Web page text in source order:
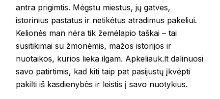
antra prigimtis. Mėgstu miestus, jų gatves,
istorinius pastatus ir netikėtus atradimus pakeliui.
Kelionės man nėra tik žemėlapio taškai – tai
susitikimai su žmonėmis, mažos istorijos ir
nuotaikos, kurios lieka ilgam. Apkeliauk.lt dalinuosi
savo patirtimis, kad kiti taip pat pasijustų įkvėpti
pakilti iš kasdienybės ir leistis į savo nuotykius.